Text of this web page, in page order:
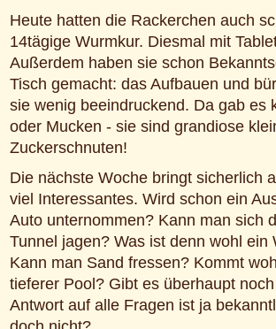
Heute hatten die Rackerchen auch
14tägige Wurmkur. Diesmal mit
Außerdem haben sie schon
Tisch gemacht: das Aufbauen und
sie wenig beeindruckend. Da gab es
oder Mucken - sie sind grandiose
Zuckerschnuten!
Die nächste Woche bringt sicherlich
viel Interessantes. Wird schon ein
Auto unternommen? Kann man sich
Tunnel jagen? Was ist denn wohl ein
Kann man Sand fressen? Kommt
tieferer Pool? Gibt es überhaupt
Antwort auf alle Fragen ist ja